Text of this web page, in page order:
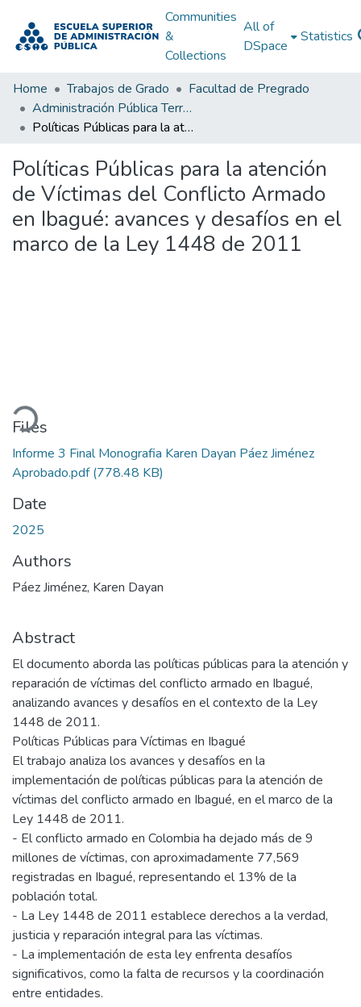
Communities
&
Collections
All of
DSpace
Statistics
Home Trabajos de Grado
Facultad de Pregrado
Administración Pública Territorial (APT)
Políticas Públicas para la atención de Víctimas del Conflicto Armado en Ibagué: avances y desafíos en el marco de la Ley 1448 de 2011
Políticas Públicas para la atención
de Víctimas del Conflicto Armado
en Ibagué: avances y desafíos en el
marco de la Ley 1448 de 2011
Files
Informe 3 Final Monografia Karen Dayan Páez Jiménez
Aprobado.pdf(778.48 KB)
Date
2025
Authors
Páez Jiménez, Karen Dayan
Abstract
El documento aborda las políticas públicas para la atención y
reparación de víctimas del conflicto armado en Ibagué,
analizando avances y desafíos en el contexto de la Ley
1448 de 2011.
Políticas Públicas para Víctimas en Ibagué
El trabajo analiza los avances y desafíos en la
implementación de políticas públicas para la atención de
víctimas del conflicto armado en Ibagué, en el marco de la
Ley 1448 de 2011.
- El conflicto armado en Colombia ha dejado más de 9
millones de víctimas, con aproximadamente 77,569
registradas en Ibagué, representando el 13% de la
población total. ​
- La Ley 1448 de 2011 establece derechos a la verdad,
justicia y reparación integral para las víctimas. ​
- La implementación de esta ley enfrenta desafíos
significativos, como la falta de recursos y la coordinación
entre entidades.